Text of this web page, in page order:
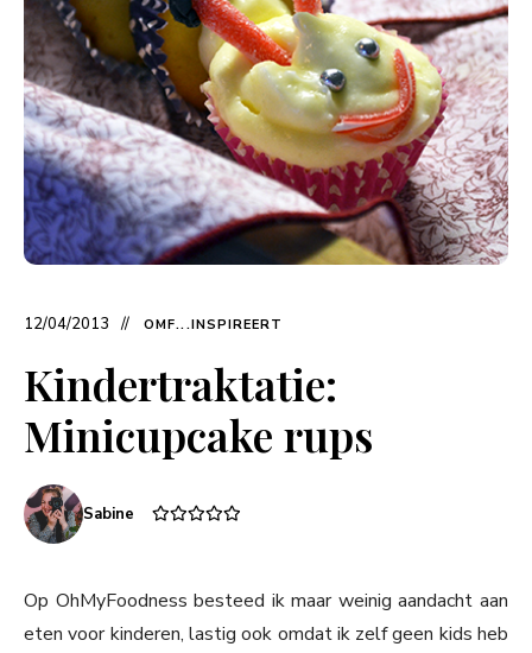
12/04/2013 OMF...INSPIREERT
Kindertraktatie:
Minicupcake rups
Sabine
Op OhMyFoodness besteed ik maar weinig aandacht aan
eten voor kinderen, lastig ook omdat ik zelf geen kids heb